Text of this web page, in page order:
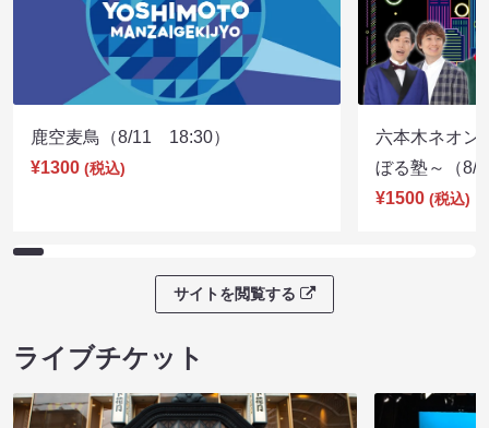
鹿空麦鳥（8/11 18:30）
¥1300 (税込)
六本木ネオン
ぼる塾～（
¥1500 (税込)
サイトを閲覧する
ライブチケット